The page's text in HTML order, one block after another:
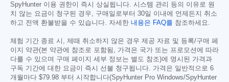
SpyHunter 이용 권한이 즉시 상실됩니다. 시스템 관리 등의 이유로 원
치 않는 요금이 청구된 경우, 구매일로부터 30일 이내에 언제든지 취소
하고 전액 환불받을 수 있습니다. 자세한 내용은 FAQ를 참조하세요.
체험 기간 종료 시, 제때 취소하지 않은 경우 제공 자료 및 등록/구매 페
이지 약관(본 약관에 참조로 포함됨, 가격은 국가 또는 프로모션에 따라
다를 수 있으며 구매 페이지 세부 정보는 별도 참조)에 명시된 가격과
구독 기간에 대한 요금이 즉시 선불 청구됩니다. 가격은 일반적으로 6
개월마다 $79.98 부터 시작합니다(SpyHunter Pro Windows/SpyHunter